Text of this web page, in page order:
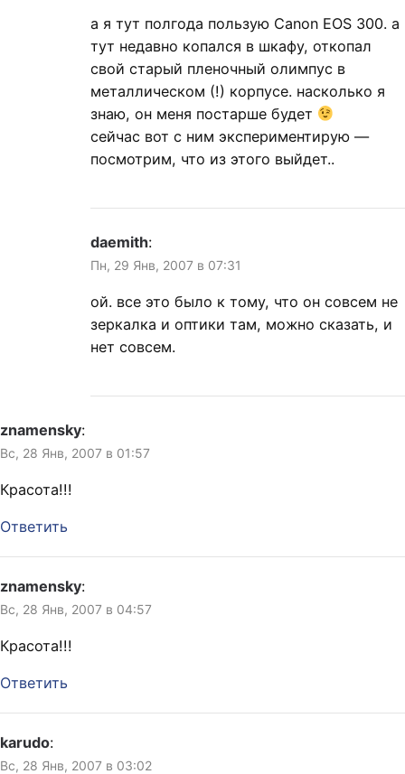
а я тут полгода пользую Canon EOS 300. а
тут недавно копался в шкафу, откопал
свой старый пленочный олимпус в
металлическом (!) корпусе. насколько я
знаю, он меня постарше будет
сейчас вот с ним экспериментирую —
посмотрим, что из этого выйдет..
daemith:
Пн, 29 Янв, 2007 в 07:31
ой. все это было к тому, что он совсем не
зеркалка и оптики там, можно сказать, и
нет совсем.
znamensky:
Вс, 28 Янв, 2007 в 01:57
Красота!!!
Ответить
znamensky:
Вс, 28 Янв, 2007 в 04:57
Красота!!!
Ответить
karudo:
Вс, 28 Янв, 2007 в 03:02